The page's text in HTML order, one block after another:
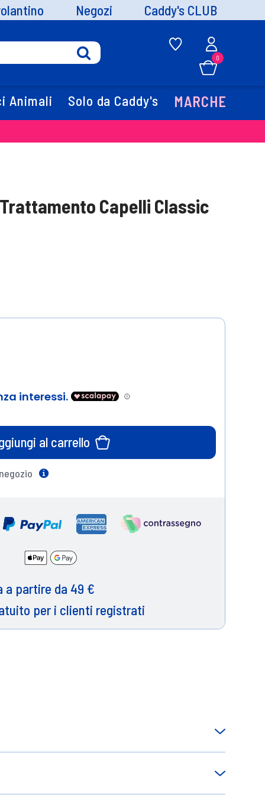
Negozi Caddy's CLUB
0
Animali Solo da Caddy's MARCHE
Trattamento Capelli Classic
al carrello
a partire da 49 €
per i clienti registrati